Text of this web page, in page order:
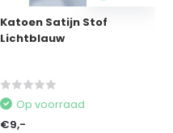
Katoen Satijn Stof
Lichtblauw
Op voorraad
€9,-